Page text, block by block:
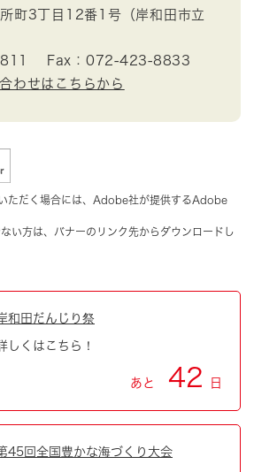
町3丁目12番1号（岸和田市立
Fax：072-423-8833
わせはこちらから
ただく場合には、Adobe社が提供するAdobe
い方は、バナーのリンク先からダウンロードし
和田だんじり祭
しくはこちら！
あと 42 日
45回全国豊かな海づくり大会